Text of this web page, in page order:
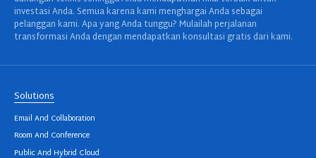
investasi Anda. Semua karena kami menghargai Anda sebagai
pelanggan kami. Apa yang Anda tunggu? Mulailah perjalanan
transformasi Anda dengan mendapatkan konsultasi gratis dari kami.
Solutions
Email And Collaboration
Room And Conference
Public And Hybrid Cloud